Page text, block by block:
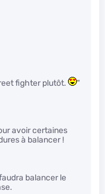
fighter plutôt.
"
avoir certaines
à balancer !
balancer le